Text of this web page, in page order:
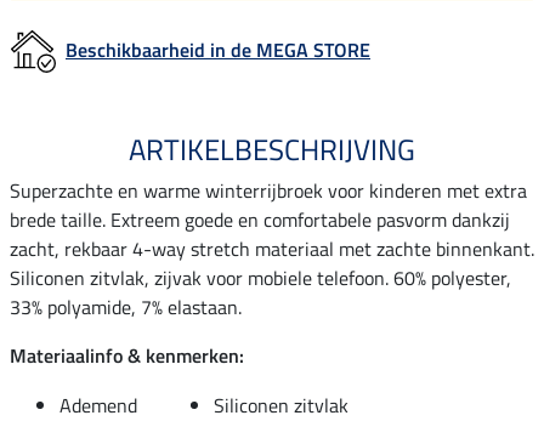
Beschikbaarheid in de MEGA STORE
ARTIKELBESCHRIJVING
Superzachte en warme winterrijbroek voor kinderen met extra
brede taille. Extreem goede en comfortabele pasvorm dankzij
zacht, rekbaar 4-way stretch materiaal met zachte binnenkant.
Siliconen zitvlak, zijvak voor mobiele telefoon. 60% polyester,
33% polyamide, 7% elastaan.
Materiaalinfo & kenmerken:
Ademend
Siliconen zitvlak